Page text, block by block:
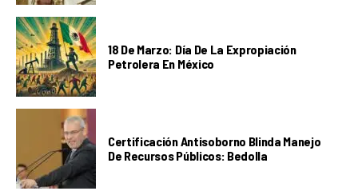
18 De Marzo: Día De La Expropiación
Petrolera En México
Certificación Antisoborno Blinda Manejo
De Recursos Públicos: Bedolla